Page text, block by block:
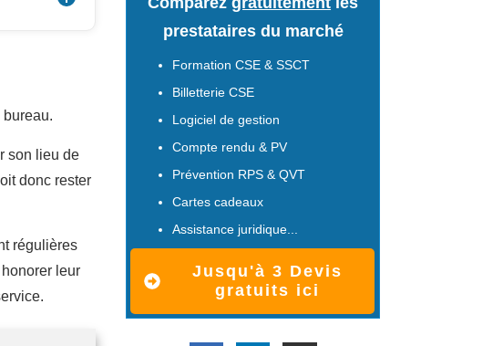
son lieu de
donc rester
régulières
leur
prestataires du marché
Formation CSE & SSCT
Billetterie CSE
Logiciel de gestion
Compte rendu & PV
Prévention RPS & QVT
Cartes cadeaux
Assistance juridique...
Jusqu'à 3 Devis
gratuits ici